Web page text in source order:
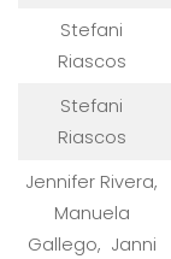
Stefani
Riascos
Stefani
Riascos
Jennifer Rivera,
Manuela
Gallego, Janni